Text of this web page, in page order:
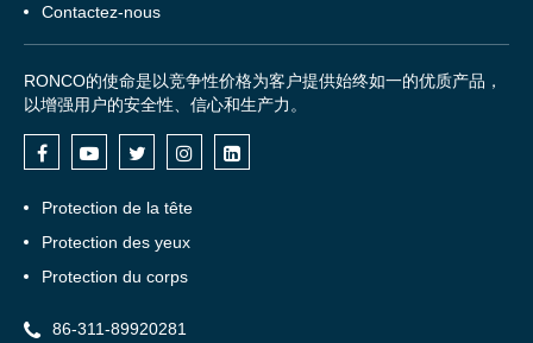
Contactez-nous
RONCO的使命是以竞争性价格为客户提供始终如一的优质产品，
以增强用户的安全性、信心和生产力。
Protection de la tête
Protection des yeux
Protection du corps
86-311-89920281